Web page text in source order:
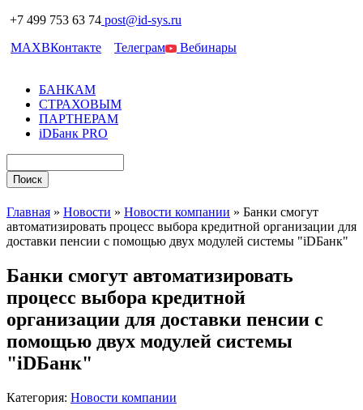
+7 499 753 63 74 post@id-sys.ru
MAXВКонтакте Телеграм Вебинары
БАНКАМ
СТРАХОВЫМ
ПАРТНЕРАМ
iDБанк PRO
Главная » Новости » Новости компании » Банки смогут
автоматизировать процесс выбора кредитной организации для
доставки пенсии с помощью двух модулей системы "iDБанк"
Банки смогут автоматизировать
процесс выбора кредитной
организации для доставки пенсии с
помощью двух модулей системы
"iDБанк"
Категория: Новости компании